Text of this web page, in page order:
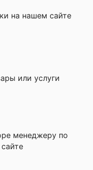
на нашем сайте
или услуги
менеджеру по